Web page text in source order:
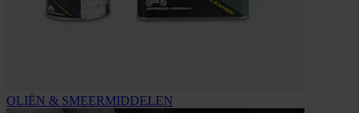
OLIËN & SMEERMIDDELEN